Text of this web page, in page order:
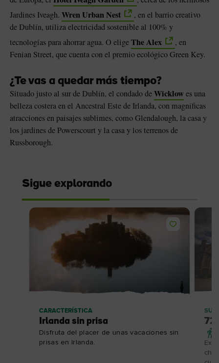
Jardines Iveagh. Wren Urban Nest
, en el barrio creativo
de Dublín, utiliza electricidad sostenible al 100% y
tecnologías para ahorrar agua. O eligeThe Alex
, en
Fenian Street, que cuenta con el premio ecológico Green Key.
¿Te vas a quedar más tiempo?
Situado justo al sur de Dublín, el condado deWicklow es una
belleza costera en el Ancestral Este de Irlanda, con magníficas
atracciones en paisajes sublimes, como Glendalough, la casa y
los jardines de Powerscourt y la casa y los terrenos de
Russborough.
Sigue explorando
CARACTERÍSTICA
Irlanda sin prisa
Disfruta del placer de unas vacaciones sin
prisas en Irlanda.
72